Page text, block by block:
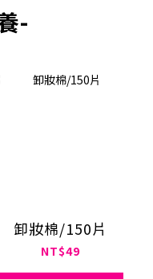
-
卸妝棉/150片
NT$49